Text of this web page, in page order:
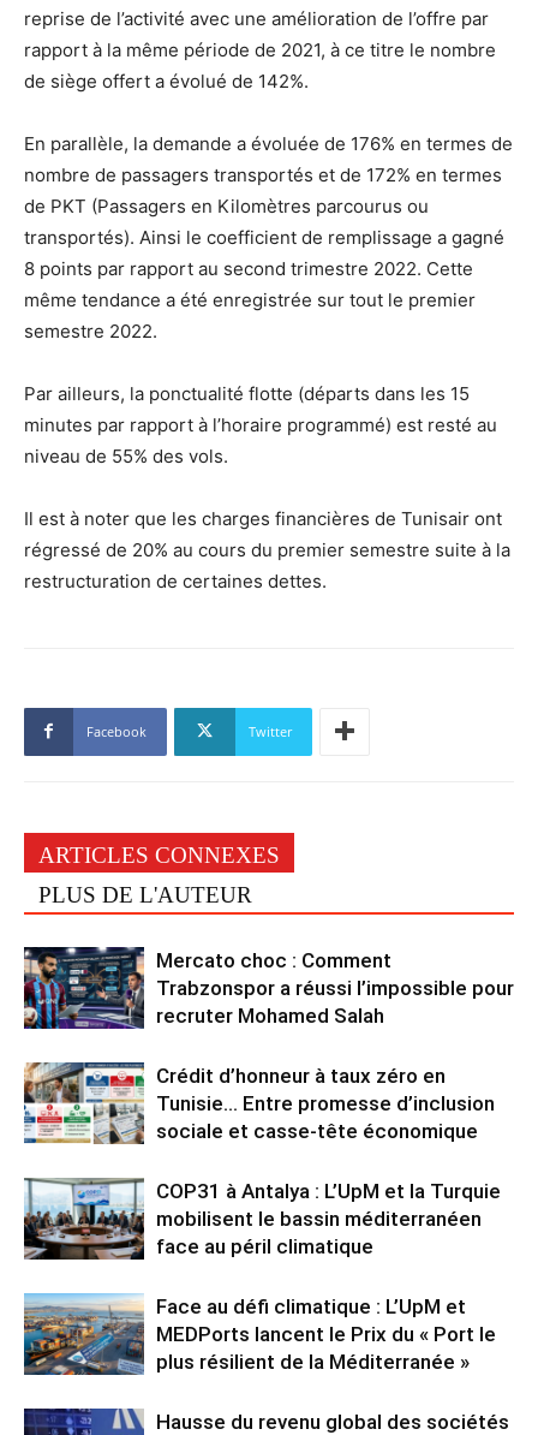
reprise de l’activité avec une amélioration de l’offre par
rapport à la même période de 2021, à ce titre le nombre
de siège offert a évolué de 142%.
En parallèle, la demande a évoluée de 176% en termes de
nombre de passagers transportés et de 172% en termes
de PKT (Passagers en Kilomètres parcourus ou
transportés). Ainsi le coefficient de remplissage a gagné
8 points par rapport au second trimestre 2022. Cette
même tendance a été enregistrée sur tout le premier
semestre 2022.
Par ailleurs, la ponctualité flotte (départs dans les 15
minutes par rapport à l’horaire programmé) est resté au
niveau de 55% des vols.
Il est à noter que les charges financières de Tunisair ont
régressé de 20% au cours du premier semestre suite à la
restructuration de certaines dettes.
Facebook Twitter
ARTICLES CONNEXES
PLUS DE L'AUTEUR
Mercato choc : Comment
Trabzonspor a réussi l’impossible pour
recruter Mohamed Salah
Crédit d’honneur à taux zéro en
Tunisie… Entre promesse d’inclusion
sociale et casse-tête économique
COP31 à Antalya : L’UpM et la Turquie
mobilisent le bassin méditerranéen
face au péril climatique
Face au défi climatique : L’UpM et
MEDPorts lancent le Prix du « Port le
plus résilient de la Méditerranée »
Hausse du revenu global des sociétés